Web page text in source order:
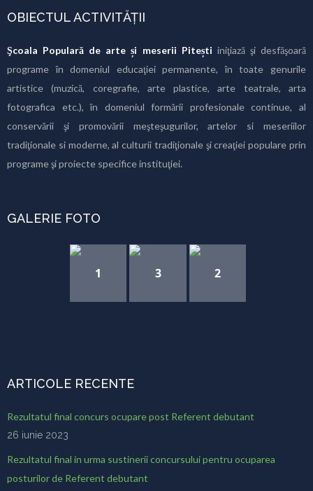
OBIECTUL ACTIVITĂȚII
Şcoala Populară de arte și meserii Pitești iniţiază şi desfăşoară
programe în domeniul educaţiei permanente, în toate genurile
artistice (muzică, coregrafie, arte plastice, arte teatrale, arta
fotografica etc.), în domeniul formării profesionale continue, al
conservării şi promovării meşteşugurilor, artelor si meseriilor
tradiţionale si moderne, al culturii tradiţionale şi creaţiei populare prin
programe şi proiecte specifice instituţiei.
GALERIE FOTO
1 3 2
ARTICOLE RECENTE
Rezultatul final concurs ocupare post Referent debutant
26 iunie 2023
Rezultatul final in urma sustinerii concursului pentru ocuparea
posturilor de Referent debutant